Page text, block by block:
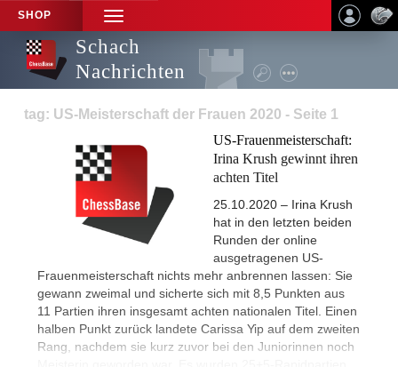
SHOP
TOGGLE
NAVIGATION
Schach
Nachrichten
tag: US-Meisterschaft der Frauen 2020 - Seite 1
US-Frauenmeisterschaft:
Irina Krush gewinnt ihren
achten Titel
25.10.2020 – Irina Krush
hat in den letzten beiden
Runden der online
ausgetragenen US-
Frauenmeisterschaft nichts mehr anbrennen lassen: Sie
gewann zweimal und sicherte sich mit 8,5 Punkten aus
11 Partien ihren insgesamt achten nationalen Titel. Einen
halben Punkt zurück landete Carissa Yip auf dem zweiten
Rang, nachdem sie kurz zuvor bei den Juniorinnen noch